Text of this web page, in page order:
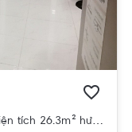
Nhà phố Đường Bùi Tư Toàn 2 tầng diện tích 26.3m² hướng nam pháp lý sổ hồng.